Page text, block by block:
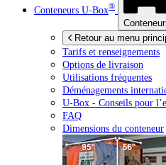
Conteneurs U-Box®
Retour au menu
Tarifs et renseignements
Options de livraison
Utilisations fréquentes
Déménagements
U-Box - Conseils pour
FAQ
Dimensions du conteneur